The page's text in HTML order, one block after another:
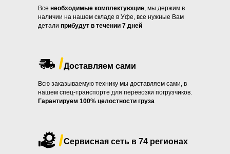
Сервисная сеть в 74 регионах
Все необходимые комплектующие, мы держим в
наличии на нашем складе в Уфе, все нужные Вам
детали прибудут в течении 7 дней
Всю заказываемую технику мы доставляем сами, в
нашем спец-транспорте для перевозки погрузчиков.
Гарантируем 100% целостности груза
Доставляем сами